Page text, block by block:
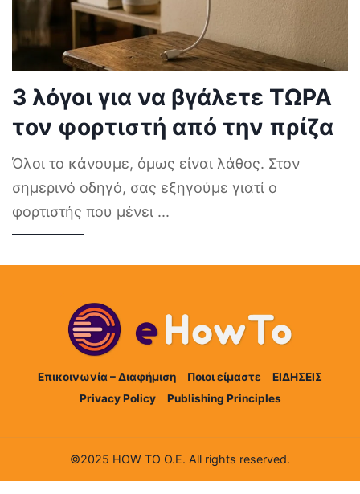
3 λόγοι για να βγάλετε ΤΩΡΑ
τον φορτιστή από την πρίζα
Όλοι το κάνουμε, όμως είναι λάθος. Στον
σημερινό οδηγό, σας εξηγούμε γιατί ο
φορτιστής που μένει ...
Επικοινωνία – Διαφήμιση Ποιοι είμαστε
ΕΙΔΗΣΕΙΣ
Privacy Policy
Publishing Principles
©2025 HOW TO Ο.Ε. All rights reserved.